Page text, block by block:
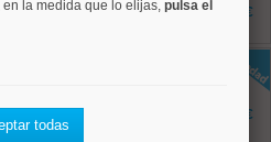
1.650 €
2.400 €
la medida que lo elijas, pulsa el
todas